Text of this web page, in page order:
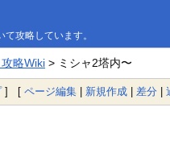
攻略しています。
略Wiki> ミシャ2塔内〜
] [ ページ編集 | 新規作成 | 差分 |